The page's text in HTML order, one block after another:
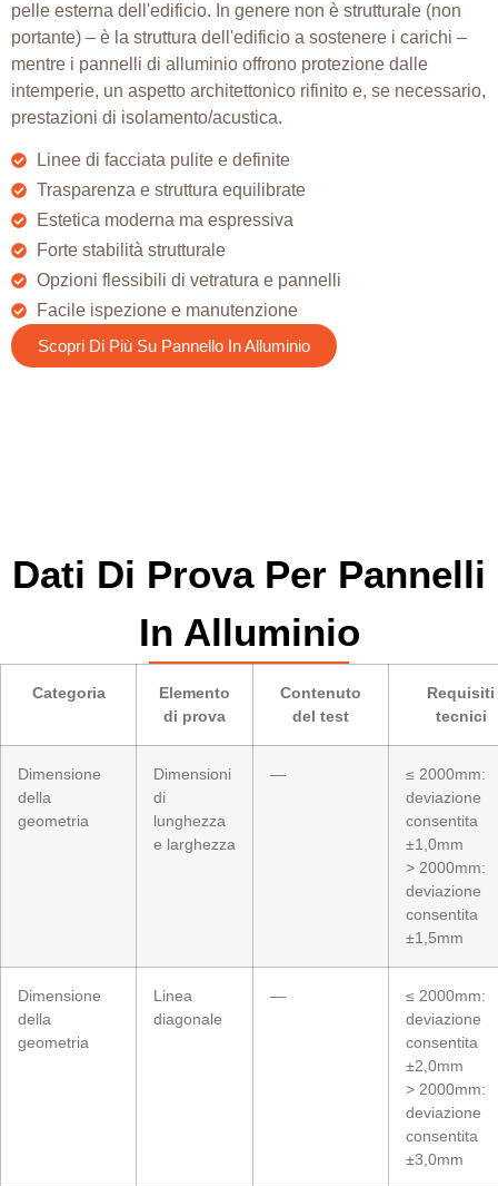
pelle esterna dell'edificio. In genere non è strutturale (non
portante) – è la struttura dell'edificio a sostenere i carichi –
mentre i pannelli di alluminio offrono protezione dalle
intemperie, un aspetto architettonico rifinito e, se necessario,
prestazioni di isolamento/acustica.
Linee di facciata pulite e definite
Trasparenza e struttura equilibrate
Estetica moderna ma espressiva
Forte stabilità strutturale
Opzioni flessibili di vetratura e pannelli
Facile ispezione e manutenzione
Scopri Di Più Su Pannello In Alluminio
Dati Di Prova Per Pannelli
In Alluminio
Categoria
Elemento
di prova
Contenuto
del test
Requisiti
tecnici
Dimensione
della
geometria
Dimensioni
di
lunghezza
e larghezza
—
≤ 2000mm:
deviazione
consentita
±1,0mm
> 2000mm:
deviazione
consentita
±1,5mm
Dimensione
della
geometria
Linea
diagonale
—
≤ 2000mm:
deviazione
consentita
±2,0mm
> 2000mm:
deviazione
consentita
±3,0mm